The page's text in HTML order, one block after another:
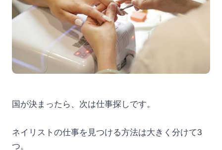
国が決まったら、次は仕事探しです。
ネイリストの仕事を見つける方法は大きく分けて3
つ。